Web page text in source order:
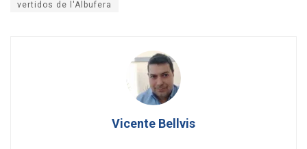
vertidos de l'Albufera
Vicente Bellvis